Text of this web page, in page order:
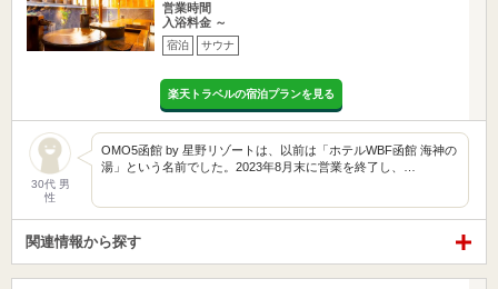
営業時間
入浴料金 ～
宿泊 サウナ
楽天トラベルの宿泊プランを見る
30代 男
性
OMO5函館 by 星野リゾートは、以前は「ホテルWBF函館 海神の
湯」という名前でした。2023年8月末に営業を終了し、…
関連情報から探す